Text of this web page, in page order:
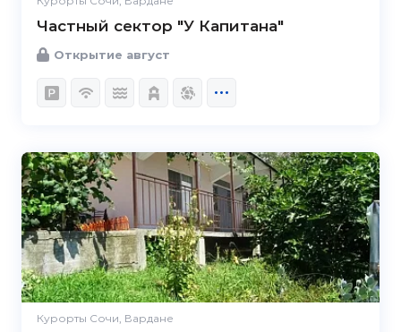
Частный сектор "У Капитана"
Открытие август
Курорты Сочи, Вардане